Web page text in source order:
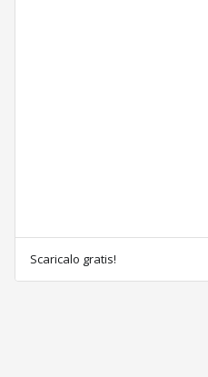
Scaricalo gratis!